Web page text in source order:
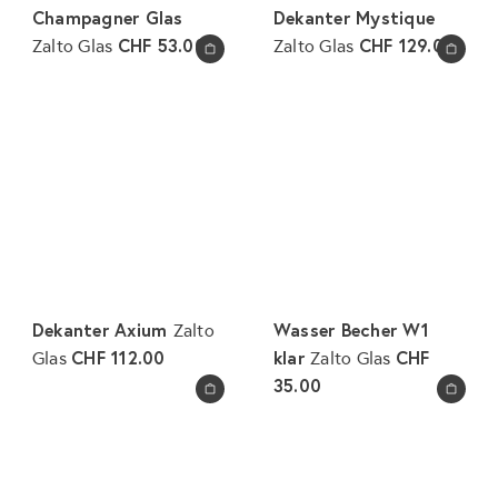
In den Warenkorb legen
Champagner Glas
Zalto Glas CHF 53.00 In den Warenkorb legen
Dekanter Mystique
Zalto Glas CHF 129.00
In den Warenkorb legen
Dekanter Axium Zalto
Glas CHF 112.00
In den Warenkorb legen
Wasser Becher W1
klarZalto Glas CHF
35.00